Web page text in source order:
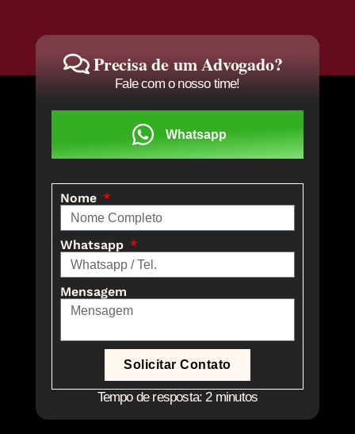
Precisa de um Advogado?
Fale com o nosso time!
Whatsapp
Nome
Whatsapp
Mensagem
Solicitar Contato
Tempo de resposta: 2 minutos